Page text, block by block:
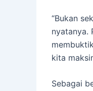
“Bukan
nyatanya.
kita
Sebagai